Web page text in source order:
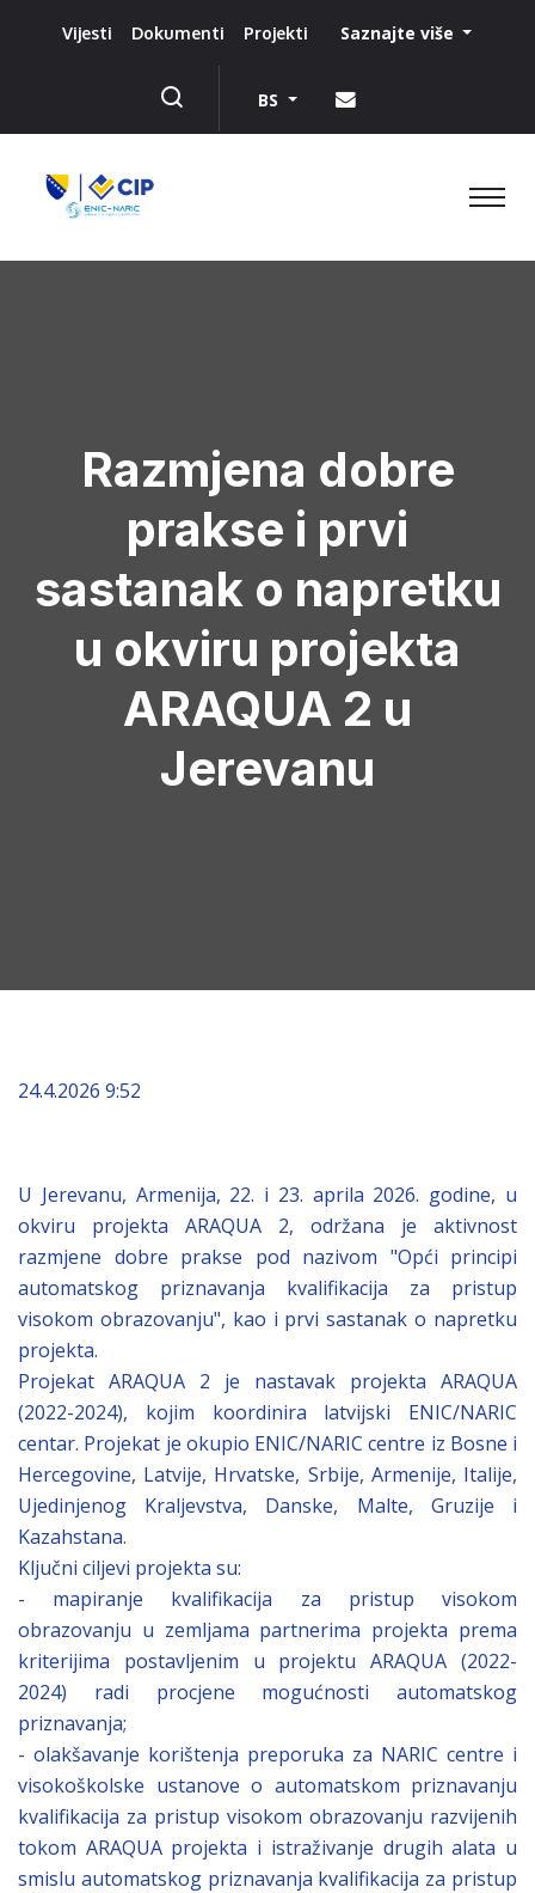
Vijesti Dokumenti Projekti Saznajte više
BS
Razmjena dobre
prakse i prvi
sastanak o napretku
u okviru projekta
ARAQUA 2 u
Jerevanu
24.4.2026 9:52
U Jerevanu, Armenija, 22. i 23. aprila 2026. godine, u
okviru projekta ARAQUA 2, održana je aktivnost
razmjene dobre prakse pod nazivom "Opći principi
automatskog priznavanja kvalifikacija za pristup
visokom obrazovanju", kao i prvi sastanak o napretku
projekta.
Projekat ARAQUA 2 je nastavak projekta ARAQUA
(2022-2024), kojim koordinira latvijski ENIC/NARIC
centar. Projekat je okupio ENIC/NARIC centre iz Bosne i
Hercegovine, Latvije, Hrvatske, Srbije, Armenije, Italije,
Ujedinjenog Kraljevstva, Danske, Malte, Gruzije i
Kazahstana.
Ključni ciljevi projekta su:
- mapiranje kvalifikacija za pristup visokom
obrazovanju u zemljama partnerima projekta prema
kriterijima postavljenim u projektu ARAQUA (2022-
2024) radi procjene mogućnosti automatskog
priznavanja;
- olakšavanje korištenja preporuka za NARIC centre i
visokoškolske ustanove o automatskom priznavanju
kvalifikacija za pristup visokom obrazovanju razvijenih
tokom ARAQUA projekta i istraživanje drugih alata u
smislu automatskog priznavanja kvalifikacija za pristup